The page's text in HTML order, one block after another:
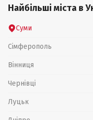
Найбільші міста в
Суми
Сімферополь
Вінниця
Чернівці
Луцьк